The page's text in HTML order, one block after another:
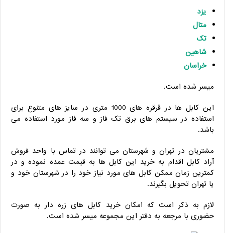
یزد
متال
تک
شاهین
خراسان
میسر شده است.
این کابل ها در قرقره های 1000 متری در سایز های متنوع برای
استفاده در سیستم های برق تک فاز و سه فاز مورد استفاده می
باشد.
مشتریان در تهران و شهرستان می توانند در تماس با واحد فروش
آراد کابل اقدام به خرید این کابل ها به قیمت عمده نموده و در
کمترین زمان ممکن کابل های مورد نیاز خود را در شهرستان خود و
یا تهران تحویل بگیرند.
لازم به ذکر است که امکان خرید کابل های زره دار به صورت
حضوری با مرجعه به دفتر این مجموعه میسر شده است.